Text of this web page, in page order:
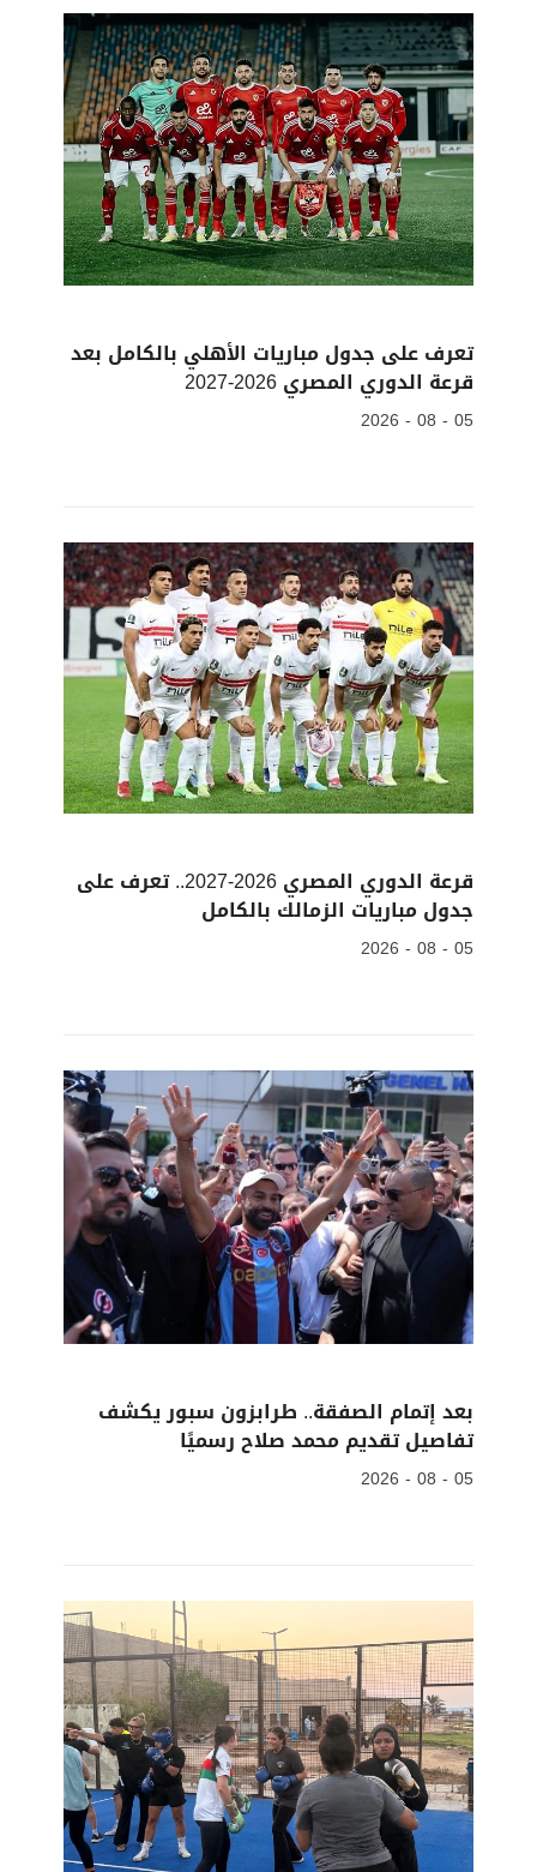
تعرف على جدول مباريات الأهلي بالكامل بعد
قرعة الدوري المصري 2026-2027
05 - 08 - 2026
قرعة الدوري المصري 2026-2027.. تعرف على
جدول مباريات الزمالك بالكامل
05 - 08 - 2026
بعد إتمام الصفقة.. طرابزون سبور يكشف
تفاصيل تقديم محمد صلاح رسميًا
05 - 08 - 2026